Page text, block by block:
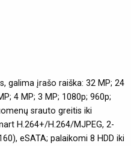
galima įrašo raiška: 32 MP; 24
4 MP; 3 MP; 1080p; 960p;
srauto greitis iki
H.264+/H.264/MJPEG, 2-
eSATA; palaikomi 8 HDD iki